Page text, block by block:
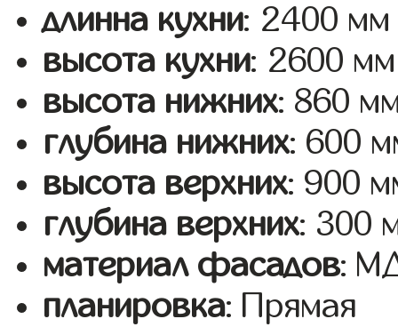
длинна кухни: 2400 мм
высота кухни: 2600 мм
высота нижних: 860
глубина нижних: 600
высота верхних: 900
глубина верхних: 300
материал фасадов:
планировка: Прямая